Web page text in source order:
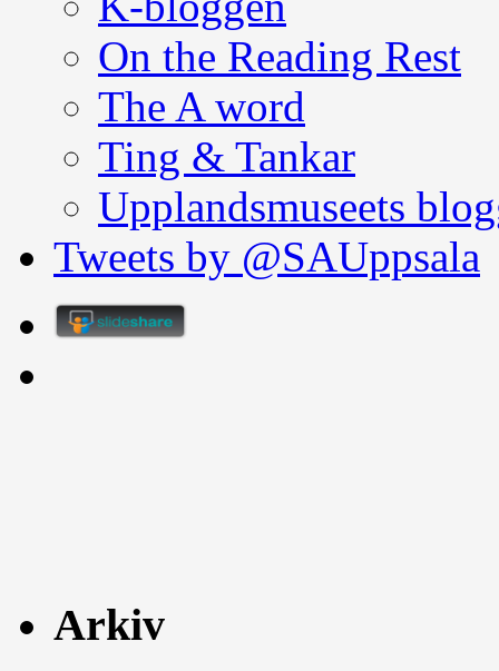
On the Reading Rest
The A word
Ting & Tankar
Upplandsmuseets
Tweets by @SAUppsala
Arkiv